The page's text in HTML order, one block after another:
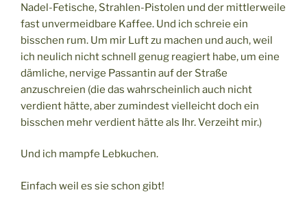
Nadel-Fetische, Strahlen-Pistolen und der mittlerweile
fast unvermeidbare Kaffee. Und ich schreie ein
bisschen rum. Um mir Luft zu machen und auch, weil
ich neulich nicht schnell genug reagiert habe, um eine
dämliche, nervige Passantin auf der Straße
anzuschreien (die das wahrscheinlich auch nicht
verdient hätte, aber zumindest vielleicht doch ein
bisschen mehr verdient hätte als Ihr. Verzeiht mir.)
Und ich mampfe Lebkuchen.
Einfach weil es sie schon gibt!